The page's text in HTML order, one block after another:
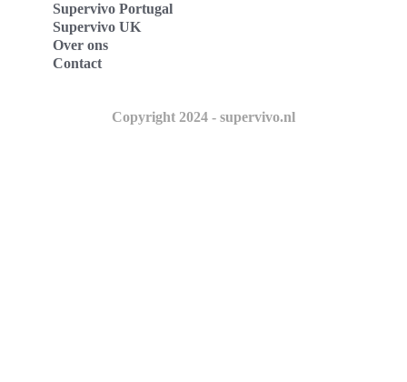
Supervivo Portugal
Supervivo UK
Over ons
Contact
Copyright 2024 - supervivo.nl